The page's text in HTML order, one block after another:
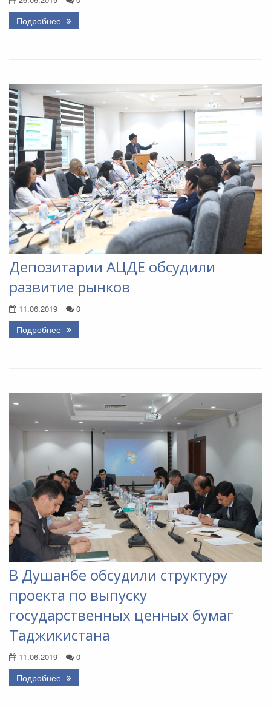
Подробнее
Депозитарии АЦДЕ обсудили
развитие рынков
11.06.2019 0
Подробнее
В Душанбе обсудили структуру
проекта по выпуску
государственных ценных бумаг
Таджикистана
11.06.2019 0
Подробнее